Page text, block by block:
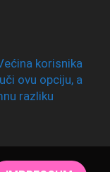
korisnika
ovu opciju, a
razliku